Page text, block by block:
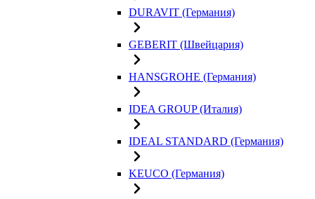
DURAVIT (Германия)
GEBERIT (Швейцария)
HANSGROHE (Германия)
IDEA GROUP (Италия)
IDEAL STANDARD (Германия)
KEUCO (Германия)